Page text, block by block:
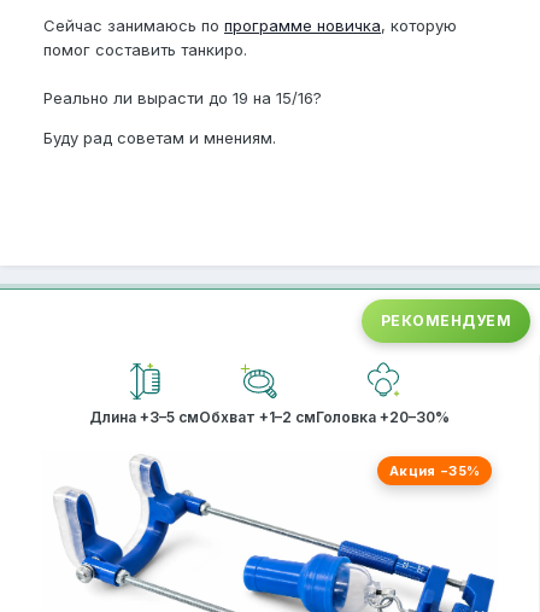
Сейчас занимаюсь по программе новичка, которую
помог составить танкиро.
Реально ли вырасти до 19 на 15/16?
Буду рад советам и мнениям.
РЕКОМЕНДУЕМ
Длина +3–5 смОбхват +1–2 смГоловка +20–30%
Акция −35%